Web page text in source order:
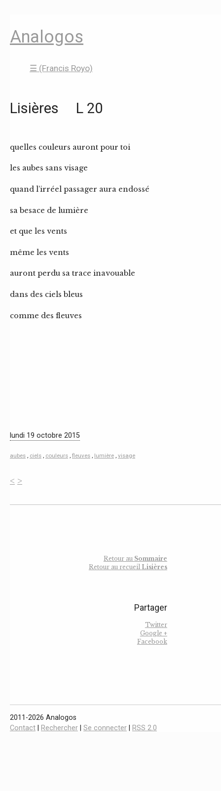
Analogos
☰ (Francis Royo)
Lisières L 20
quelles couleurs auront pour toi
les aubes sans visage
quand l’irréel passager aura endossé
sa besace de lumière
et que les vents
même les vents
auront perdu sa trace inavouable
dans des ciels bleus
comme des fleuves
lundi 19 octobre 2015
aubes ciels couleurs fleuves lumière visage
< >
Retour au Sommaire
Retour au recueil Lisières
Partager
Twitter
Google +
Facebook
2011-2026 Analogos
Contact
Rechercher Se connecter RSS 2.0